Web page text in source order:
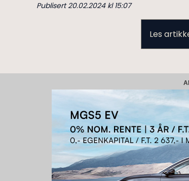
Publisert 20.02.2024 kl 15:07
Les